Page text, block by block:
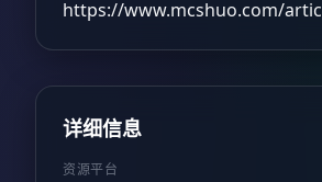
https://www.mcshuo.com/
详细信息
资源平台